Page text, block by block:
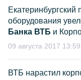
Екатеринбургский
оборудования
Банка ВТБ и
09 августа 2017 13:59
ВТБ нарастил